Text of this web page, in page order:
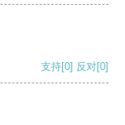
支持[0] 反对[0]